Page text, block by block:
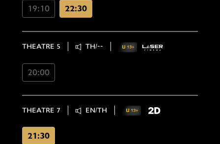
19:10 22:30
THEATRE 5 TH/--
20:00
THEATRE 7 EN/TH
21:30